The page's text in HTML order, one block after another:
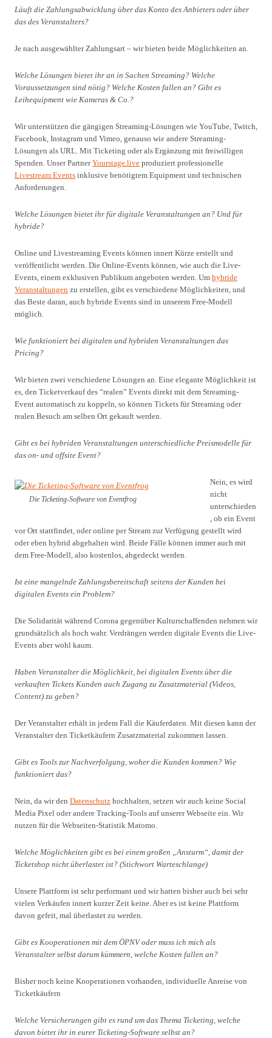
Läuft die Zahlungsabwicklung über das Konto des Anbieters oder über
das des Veranstalters?
Je nach ausgewählter Zahlungsart – wir bieten beide Möglichkeiten an.
Welche Lösungen bietet ihr an in Sachen Streaming? Welche
Voraussetzungen sind nötig? Welche Kosten fallen an? Gibt es
Leihequipment wie Kameras & Co.?
Wir unterstützen die gängigen Streaming-Lösungen wie YouTube, Twitch,
Facebook, Instagram und Vimeo, genauso wie andere Streaming-
Lösungen als URL. Mit Ticketing oder als Ergänzung mit freiwilligen
Spenden. Unser PartnerYourstage.live produziert professionelle
Livestream Events inklusive benötigtem Equipment und technischen
Anforderungen.
Welche Lösungen bietet ihr für digitale Veranstaltungen an? Und für
hybride?
Online und Livestreaming Events können innert Kürze erstellt und
veröffentlicht werden. Die Online-Events können, wie auch die Live-
Events, einem exklusiven Publikum angeboten werden. Um hybride
Veranstaltungen zu erstellen, gibt es verschiedene Möglichkeiten, und
das Beste daran, auch hybride Events sind in unserem Free-Modell
möglich.
Wie funktioniert bei digitalen und hybriden Veranstaltungen das
Pricing?
Wir bieten zwei verschiedene Lösungen an. Eine elegante Möglichkeit ist
es, den Ticketverkauf des “realen” Events direkt mit dem Streaming-
Event automatisch zu koppeln, so können Tickets für Streaming oder
realen Besuch am selben Ort gekauft werden.
Gibt es bei hybriden Veranstaltungen unterschiedliche Preismodelle für
das on- und offsite Event?
Die Ticketing-Software von Eventfrog
Nein, es wird
nicht
unterschieden
, ob ein Event
vor Ort stattfindet, oder online per Stream zur Verfügung gestellt wird
oder eben hybrid abgehalten wird. Beide Fälle können immer auch mit
dem Free-Modell, also kostenlos, abgedeckt werden.
Ist eine mangelnde Zahlungsbereitschaft seitens der Kunden bei
digitalen Events ein Problem?
Die Solidarität während Corona gegenüber Kulturschaffenden nehmen wir
grundsätzlich als hoch wahr. Verdrängen werden digitale Events die Live-
Events aber wohl kaum.
Haben Veranstalter die Möglichkeit, bei digitalen Events über die
verkauften Tickets Kunden auch Zugang zu Zusatzmaterial (Videos,
Content) zu geben?
Der Veranstalter erhält in jedem Fall die Käuferdaten. Mit diesen kann der
Veranstalter den Ticketkäufern Zusatzmaterial zukommen lassen.
Gibt es Tools zur Nachverfolgung, woher die Kunden kommen? Wie
funktioniert das?
Nein, da wir den Datenschutz hochhalten, setzen wir auch keine Social
Media Pixel oder andere Tracking-Tools auf unserer Webseite ein. Wir
nutzen für die Webseiten-Statistik Matomo.
Welche Möglichkeiten gibt es bei einem großen „Ansturm“, damit der
Ticketshop nicht überlastet ist? (Stichwort Warteschlange)
Unsere Plattform ist sehr performant und wir hatten bisher auch bei sehr
vielen Verkäufen innert kurzer Zeit keine. Aber es ist keine Plattform
davon gefeit, mal überlastet zu werden.
Gibt es Kooperationen mit dem ÖPNV oder muss ich mich als
Veranstalter selbst darum kümmern, welche Kosten fallen an?
Bisher noch keine Kooperationen vorhanden, individuelle Anreise von
Ticketkäufern
Welche Versicherungen gibt es rund um das Thema Ticketing, welche
davon bietet ihr in eurer Ticketing-Software selbst an?